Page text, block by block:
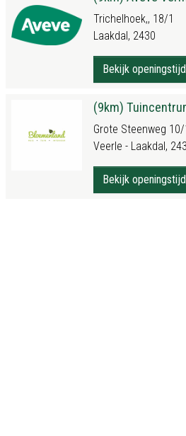
Trichelhoek,, 18/1
Laakdal, 2430
Bekijk
(9km)
Grote Steenweg 10/
Veerle - Laakdal,
Bekijk